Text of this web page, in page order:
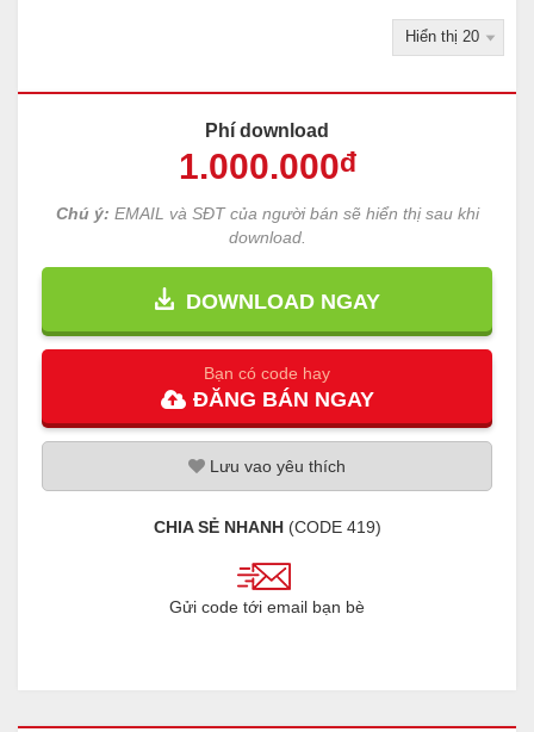
Phí download
1.000.000đ
Chú ý: EMAIL và SĐT của người bán sẽ hiển thị sau khi
download.
DOWNLOAD NGAY
Bạn có code hay
ĐĂNG BÁN NGAY
Lưu vao yêu thích
CHIA SẺ NHANH(CODE 419)
Gửi code tới email bạn bè